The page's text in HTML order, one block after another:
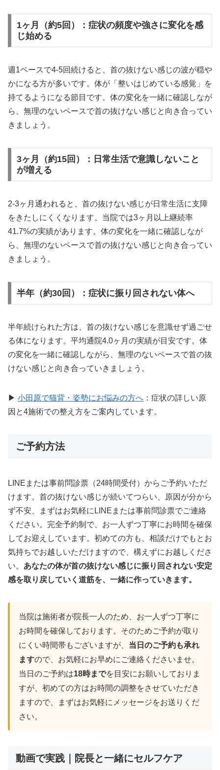
1ヶ月（約5回）：症状の頻度や強さに変化を感
じ始める
週1ペースで4-5回続けると、首の抜けない感じの波が穏や
かになる方が多いです。体が「整いはじめている感覚」を
持てるようになる節目です。体の変化を一緒に確認しなが
ら、無理のないペースで首の抜けない感じと向き合ってい
きましょう。
3ヶ月（約15回）：日常生活で意識しないこと
が増える
2-3ヶ月通われると、首の抜けない感じが日常生活に支障
をきたしにくくなります。当院では3ヶ月以上継続率
41.7%の実績があります。体の変化を一緒に確認しなが
ら、無理のないペースで首の抜けない感じと向き合ってい
きましょう。
半年（約30回）：症状に振り回されない体へ
半年続けられた方は、首の抜けない感じを意識せず過ごせ
る体になります。平均通院4.0ヶ月の実績が目安です。体
の変化を一緒に確認しながら、無理のないペースで首の抜
けない感じと向き合っていきましょう。
▶ 小田原で猫背・姿勢にお悩みの方へ ：症状の詳しい原
因と4施術での整え方をご案内しています。
ご予約方法
LINEまたは事前問診票（24時間受付）からご予約いただ
けます。首の抜けない感じが続いてつらい、原因が分から
ず不安、まずはお気軽にLINEまたは事前問診票でご連絡
ください。完全予約制で、お一人ずつ丁寧にお時間を確保
してお迎えしています。初めての方も、相談だけでもとお
気持ちでお越しいただけますので、構えずにお越しくださ
い。 あなたの体が首の抜けない感じに振り回されない安定
感を取り戻していく道筋を、一緒に作っていきます。
当院は施術者が院長一人のため、お一人ずつ丁寧に
お時間を確保しております。そのためご予約が取り
にくい時間帯もございますが、 当日のご予約も承れ
ますので、お気軽にお早めにご連絡くださいませ。
当日のご予約は18時までを目安にお願いしておりま
すが、初めての方はお時間の調整をさせていただき
ますので、まずはお気軽にメッセージをお送りくだ
さい。
動画で実践｜院長と一緒にセルフケア